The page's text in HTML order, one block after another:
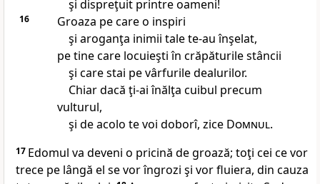
şi dispreţuit printre oameni!
16
Groaza pe care o inspiri
şi aroganţa inimii tale te-au înşelat,
pe tine care locuieşti în crăpăturile stâncii
şi care stai pe vârfurile dealurilor.
Chiar dacă ţi-ai înălţa cuibul precum
vulturul,
şi de acolo te voi doborî, zice Domnul.
17 Edomul va deveni o pricină de groază; toţi cei ce vor
trece pe lângă el se vor îngrozi şi vor fluiera, din cauza